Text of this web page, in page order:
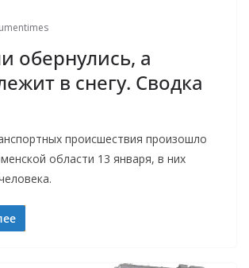
обернулись, а
в снегу. Сводка
происшествия произошло
области 13 января, в них